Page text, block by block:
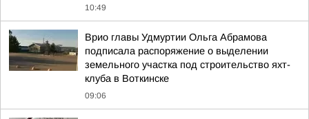
10:49
Врио главы Удмуртии Ольга Абрамова
подписала распоряжение о выделении
земельного участка под строительство яхт-
клуба в Воткинске
09:06